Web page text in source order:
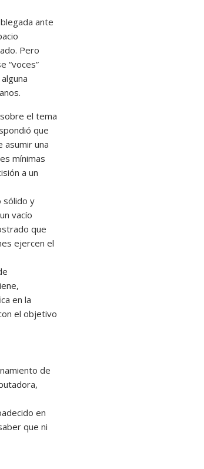
ante
Pero
“voces”
el tema
que
asumir una
mínimas
a un
sólido y
vacío
que
ejercen el
en la
el objetivo
de
en
que ni